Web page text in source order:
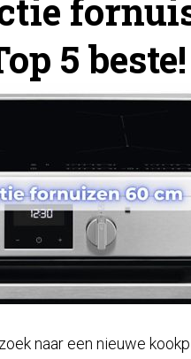
5 beste!
naar een nieuwe